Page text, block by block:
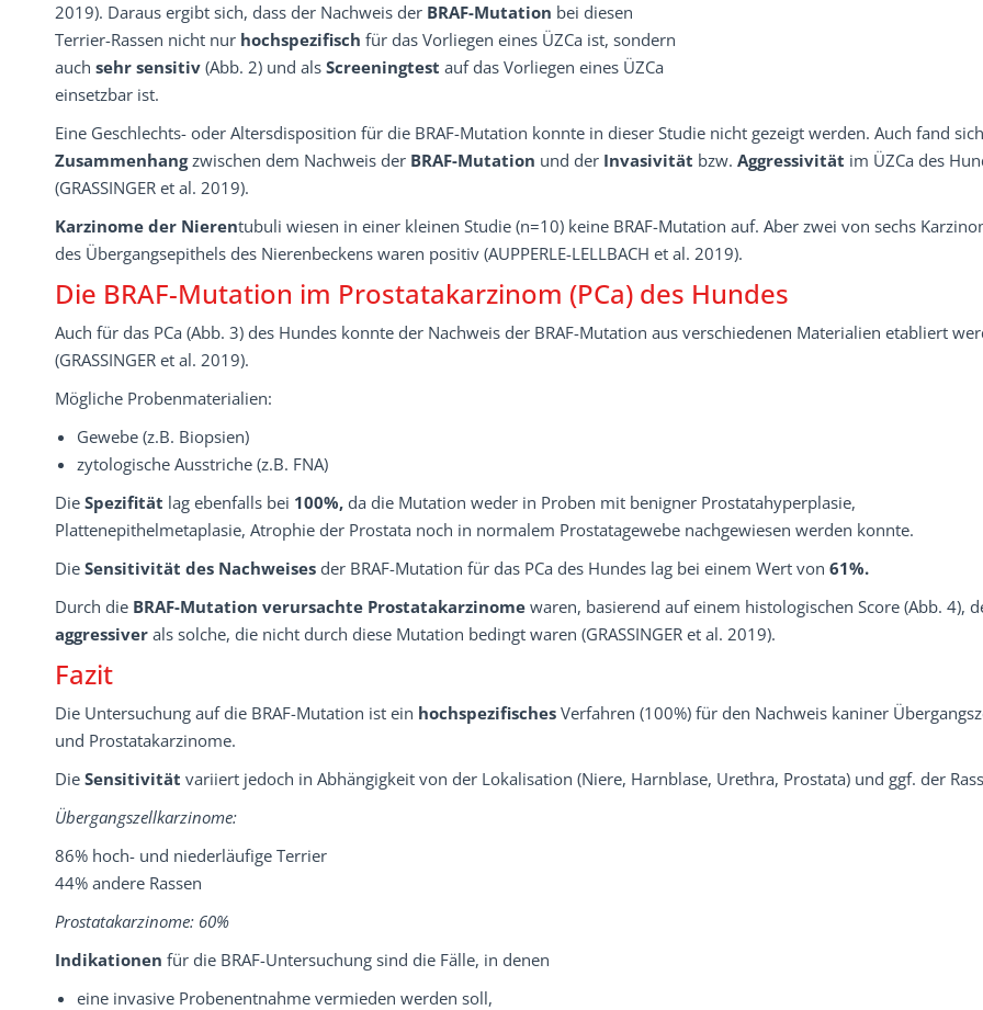
2019). Daraus ergibt sich, dass der Nachweis der BRAF-Mutation bei diesen
Terrier-Rassen nicht nur hochspezifisch für das Vorliegen eines ÜZCa ist, sondern
auch sehr sensitiv (Abb. 2) und als Screeningtest auf das Vorliegen eines ÜZCa
einsetzbar ist.
Eine Geschlechts- oder Altersdisposition für die BRAF-Mutation konnte in dieser Studie nicht gezeigt werden. Auch fand sich
Zusammenhangzwischen dem Nachweis der BRAF-Mutation und der Invasivität bzw. Aggressivität im ÜZCa des
(GRASSINGER et al. 2019).
Karzinome der Nierentubuli wiesen in einer kleinen Studie (n=10) keine BRAF-Mutation auf. Aber zwei von sechs
des Übergangsepithels des Nierenbeckens waren positiv (AUPPERLE-LELLBACH et al. 2019).
Die BRAF-Mutation im Prostatakarzinom (PCa) des Hundes
Auch für das PCa (Abb. 3) des Hundes konnte der Nachweis der BRAF-Mutation aus verschiedenen Materialien etabliert
(GRASSINGER et al. 2019).
Mögliche Probenmaterialien:
Gewebe (z.B. Biopsien)
zytologische Ausstriche (z.B. FNA)
Die Spezifität lag ebenfalls bei 100%, da die Mutation weder in Proben mit benigner Prostatahyperplasie,
Plattenepithelmetaplasie, Atrophie der Prostata noch in normalem Prostatagewebe nachgewiesen werden konnte.
Die Sensitivität des Nachweises der BRAF-Mutation für das PCa des Hundes lag bei einem Wert von 61%.
Durch die BRAF-Mutation verursachte Prostatakarzinome waren, basierend auf einem histologischen Score (Abb. 4),
aggressiver als solche, die nicht durch diese Mutation bedingt waren (GRASSINGER et al. 2019).
Fazit
Die Untersuchung auf die BRAF-Mutation ist ein hochspezifisches Verfahren (100%) für den Nachweis kaniner
und Prostatakarzinome.
Die Sensitivität variiert jedoch in Abhängigkeit von der Lokalisation (Niere, Harnblase, Urethra, Prostata) und ggf. der
Übergangszellkarzinome:
86% hoch- und niederläufige Terrier
44% andere Rassen
Prostatakarzinome: 60%
Indikationen für die BRAF-Untersuchung sind die Fälle, in denen
eine invasive Probenentnahme vermieden werden soll,